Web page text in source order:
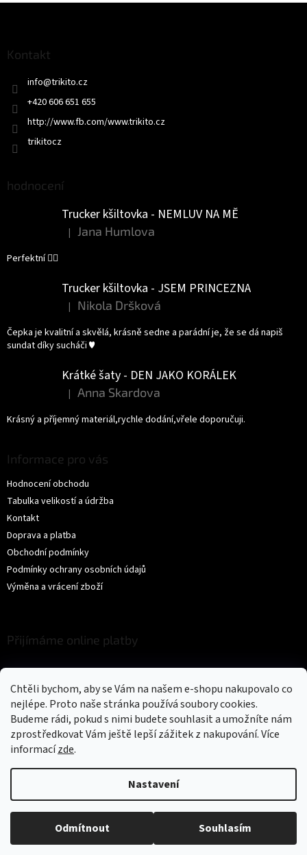
Chtěli bychom, aby se Vám na našem e-shopu nakupovalo co
nejlépe. Proto naše stránka používá soubory cookies.
Budeme rádi, pokud s nimi budete souhlasit a umožníte nám
zprostředkovat Vám ještě lepší zážitek z nakupování.Více
informacízde.
Nastavení
Odmítnout Souhlasím
Kontakt
info@trikito.cz
+420 606 651 655
http://www.fb.com/www.trikito.cz
trikitocz
hodnocení
Trucker kšiltovka - NEMLUV NA MĚ
Hodnocení produktu je 5 z 5 hvězdiček.
| Jana Humlova
Perfektní 👌🏻
Trucker kšiltovka - JSEM PRINCEZNA
Hodnocení produktu je 5 z 5 hvězdiček.
| Nikola Dršková
Čepka je kvalitní a skvělá, krásně sedne a parádní je, že se dá napiš
sundat díky sucháči ♥️
Krátké šaty - DEN JAKO KORÁLEK
Hodnocení produktu je 5 z 5 hvězdiček.
| Anna Skardova
Krásný a příjemný materiál,rychle dodání,vřele doporučuji.
Informace pro vás
Hodnocení obchodu
Tabulka velikostí a údržba
Kontakt
Doprava a platba
Obchodní podmínky
Podmínky ochrany osobních údajů
Výměna a vrácení zboží
Přijímáme online platby
Vytvořil Shoptet
. Všechna práva vyhrazena.
cookies
Could not load widget.